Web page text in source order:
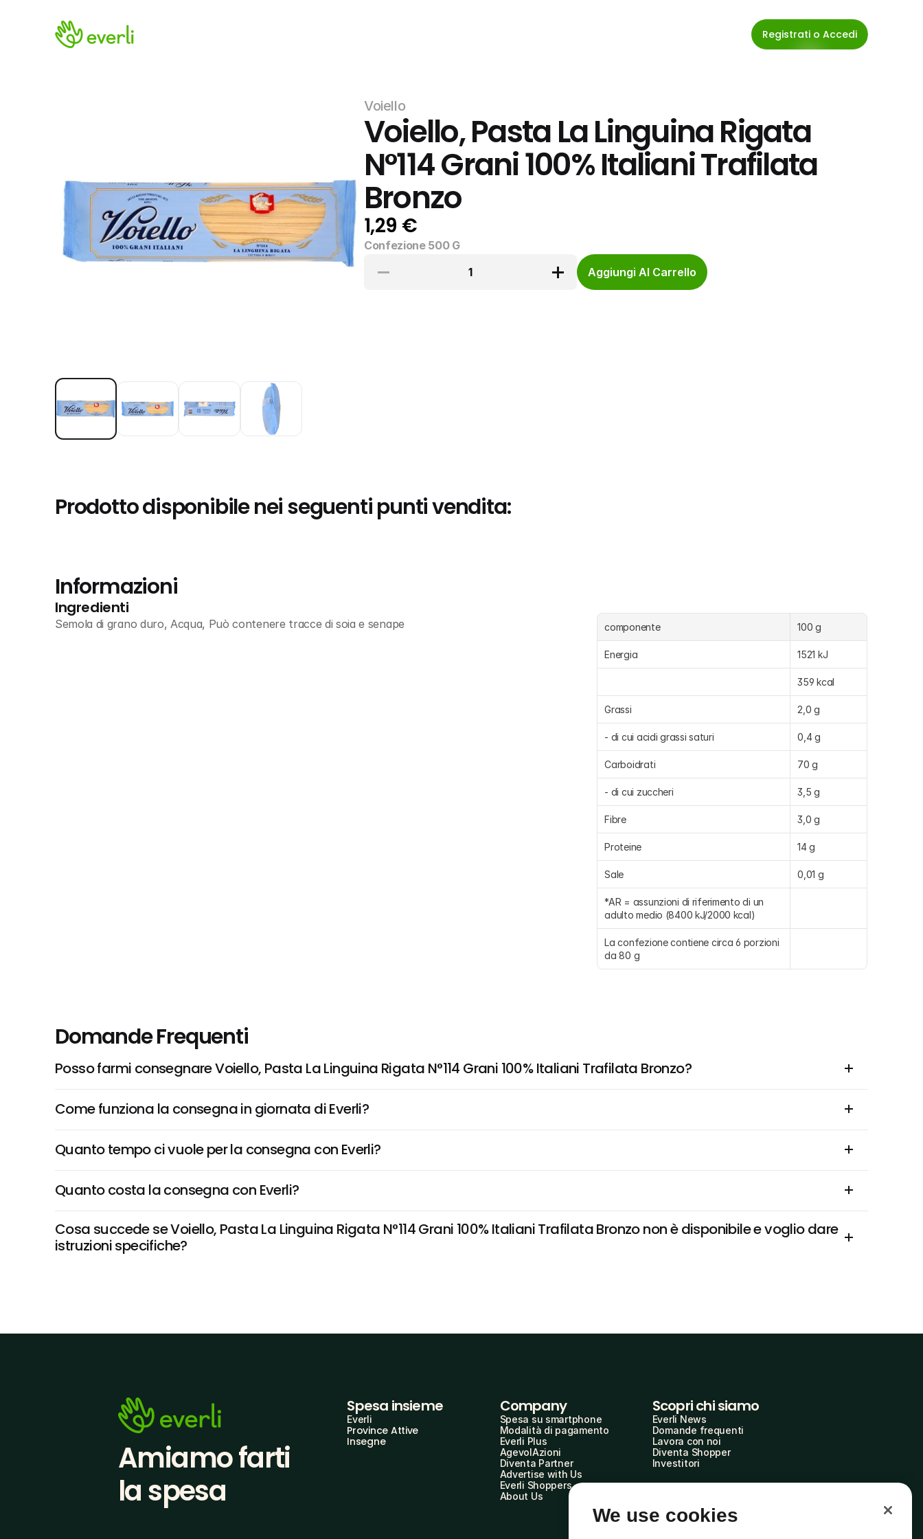
Registrati o Accedi
Voiello
Voiello, Pasta La Linguina Rigata
N°114 Grani 100% Italiani Trafilata
Bronzo
1,29 €
Confezione 500 G
1
Aggiungi Al Carrello
Prodotto disponibile nei seguenti punti vendita:
Informazioni
Ingredienti
Semola di grano duro, Acqua, Può contenere tracce di soia e senape componente 100 g
Energia 1521 kJ
359 kcal
Grassi 2,0 g
- di cui acidi grassi saturi 0,4 g
Carboidrati 70 g
- di cui zuccheri 3,5 g
Fibre 3,0 g
Proteine 14 g
Sale 0,01 g
*AR = assunzioni di riferimento di un
adulto medio (8400 kJ/2000 kcal)
La confezione contiene circa 6 porzioni
da 80 g
Domande Frequenti
Posso farmi consegnare Voiello, Pasta La Linguina Rigata N°114 Grani 100% Italiani Trafilata Bronzo?
Come funziona la consegna in giornata di Everli?
Quanto tempo ci vuole per la consegna con Everli?
Quanto costa la consegna con Everli?
Cosa succede se Voiello, Pasta La Linguina Rigata N°114 Grani 100% Italiani Trafilata Bronzo non è disponibile e voglio dare
istruzioni specifiche?
Amiamo farti
la spesa
Spesa insieme
Everli
Province Attive
Insegne
Company
Spesa su smartphone
Modalità di pagamento
Everli Plus
AgevolAzioni
Diventa Partner
Advertise with Us
Everli Shoppers
About Us
Scopri chi siamo
Everli News
Domande frequenti
Lavora con noi
Diventa Shopper
Investitori
We use cookies